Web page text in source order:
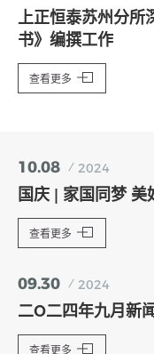
上正恒泰苏州分所
书》编撰工作
查看更多
10.08 2024
国庆 | 家国同梦 美
查看更多
09.30 2024
二O二四年九月新
查看更多